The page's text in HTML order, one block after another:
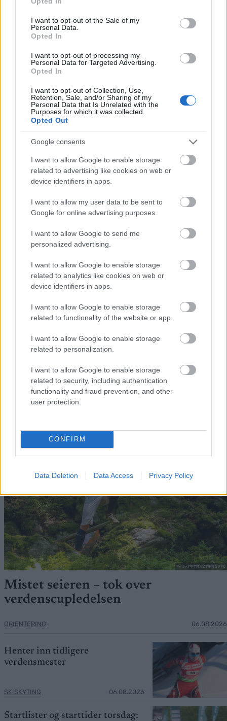
use your data for below specified purposes in below Google
consent section.
I want to opt-out of the Sale of my
Personal Data.
Opted In
I want to opt-out of processing my
Personal Data for Targeted Advertising.
Opted In
I want to opt-out of Collection, Use,
Retention, Sale, and/or Sharing of my
Personal Data that Is Unrelated with the
Purposes for which it was collected.
Opted Out
Google consents
I want to allow Google to enable storage
related to advertising like cookies on web or
device identifiers in apps.
I want to allow my user data to be sent to
Google for online advertising purposes.
I want to allow Google to send me
personalized advertising.
I want to allow Google to enable storage
related to analytics like cookies on web or
device identifiers in apps.
I want to allow Google to enable storage
related to functionality of the website or app.
I want to allow Google to enable storage
related to personalization.
I want to allow Google to enable storage
related to security, including authentication
functionality and fraud prevention, and other
user protection.
CONFIRM
Data Deletion Data Access Privacy Policy
Meld deg på vårt nyhetsbrev
MEST LEST
Live
torsda
gjør
come
back i
nscup
en...
2 Verde
nscup
en
slutte
sykeh
us –
før
begyn
te
ORIENTE
3 Hvor
ble
det av
brittis
ke
verde
ter?
4 Sverig
e
kaster
ns
beste
verde
nscup
30.0
26
5
RING
FLERE ARTIKLER
Foto: PETR KADERAVEK
Mistet seieren – tok over
verdenscupledelsen
ORIENTERING 06.08.2026
Henter inn tidligere
verdensmester
SKISKYTING 06.08.2026
Startlister og starttider torsdag: